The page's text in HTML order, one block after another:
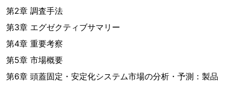
第2章 調査手法
第3章 エグゼクティブサマリー
第4章 重要考察
第5章 市場概要
第6章 頭蓋固定・安定化システム市場の分析・予測：製品